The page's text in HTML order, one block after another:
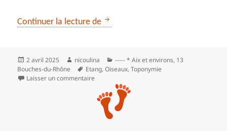
Continuer la lecture de L’étang des Jonquiers
Publié
le
2 avril 2025 Auteur
nicoulina Catégories
----- * Aix et environs, 13
Bouches-du-Rhône
Mots-
clés
Etang,Oiseaux,Toponymie
Laisser un commentaire sur L’étang des Jonquiers